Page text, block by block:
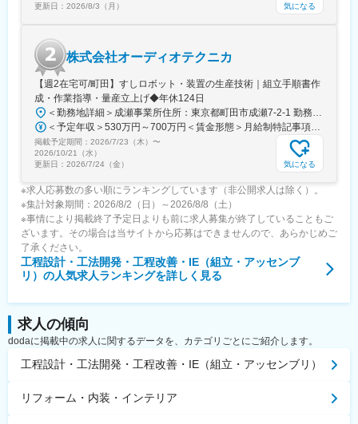
更新日： 2026/8/3（月） 気になる
株式会社オーディオテクニカ
【週2在宅可/町田】すしロボット・装置の生産技術｜組立手順書作
成・作業指導・量産立上げ◆年休124日
＜勤務地詳細＞成瀬事業所住所：東京都町田市成瀬7-2-1 勤務地最寄駅：横浜線／成瀬駅受動喫煙対策：屋内全面禁煙変更の範囲：会社の定める事業所
＜予定年収＞530万円～700万円＜賃金形態＞月給制特記事項なし＜賃金内訳＞月額（基本給）：250,300円～340,000円その他固定手当/月：20,000円＜月給＞270,300円～360,000円＜昇給有無＞有＜残業手当＞有＜給与補足＞■補足：記載の年収は残業時間20時間を見込んだ金額となっています。■賞与：年2回(6月、12月)■昇給：年1回(6月)に実施会社業績目標他達成の場合、別途臨時賞与あり(上記金額に含まず)賃金はあくまでも目安の金額であり、選考を通じて上下する可能性があります。月給(月額)は固定手当を含めた表記です。
掲載予定期間： 2026/7/23（木） 〜
2026/10/21（水）
更新日： 2026/7/24（金） 気になる
※求人応募数の多い順にランキングしています（非公開求人は除く）。
※集計対象期間：2026/8/2（日）～2026/8/8（土）
※事情により掲載終了予定日よりも前に求人募集が終了していることもご
ざいます。その場合は当サイトから応募はできませんので、あらかじめご
了承ください。
工程設計・工法開発・工程改善・IE（組立・アッセンブ
リ） の人気求人ランキングを詳しく見る
求人の傾向
dodaに掲載中の求人に関するデータを、カテゴリごとにご紹介します。
工程設計・工法開発・工程改善・IE（組立・アッセンブリ）
リフォーム・内装・インテリア